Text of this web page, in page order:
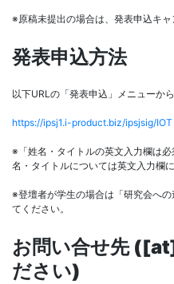
※原稿未提出の場合は、発表申込キャ
発表申込方法
以下URLの「発表申込」メニューか
https://ipsj1.i-product.biz/ipsjsig/IOT
※「姓名・タイトルの英文入力欄は
名・タイトルについては英文入力欄
※登壇者が学生の場合は「研究会へ
てください。
お問い合せ先
ださい)